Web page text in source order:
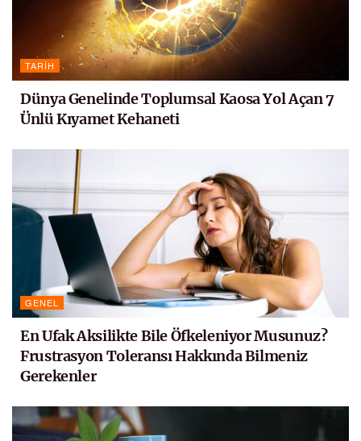
TARIH
Dünya Genelinde Toplumsal Kaosa Yol Açan 7
Ünlü Kıyamet Kehaneti
GENEL
En Ufak Aksilikte Bile Öfkeleniyor Musunuz?
Frustrasyon Toleransı Hakkında Bilmeniz
Gerekenler